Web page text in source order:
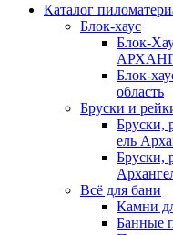
Каталог
Блок-хаус
Блок-
Блок-
область
Бруски и
Бруски,
ель
Бруски,
Всё для бани
Камни
Банные